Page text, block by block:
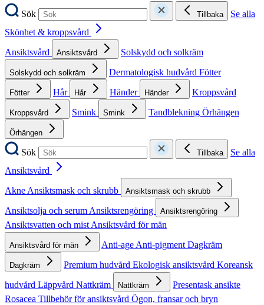
Sök
Tillbaka
Se alla
Skönhet & kroppsvård
Ansiktsvård
Ansiktsvård Solskydd och solkräm
Solskydd och solkräm Dermatologisk hudvård Fötter
Fötter Hår Hår Händer Händer Kroppsvård
Kroppsvård Smink Smink Tandblekning Örhängen
Örhängen
Sök Tillbaka
Se alla
Ansiktsvård
AkneAnsiktsmask och skrubb Ansiktsmask och skrubb
Ansiktsolja och serumAnsiktsrengöring Ansiktsrengöring
Ansiktsvatten och mistAnsiktsvård för män
Ansiktsvård för män Anti-ageAnti-pigmentDagkräm
Dagkräm Premium hudvård Ekologisk ansiktsvård Koreansk
hudvård Läppvård Nattkräm Nattkräm
Presentask ansikte
Rosacea Tillbehör för ansiktsvård Ögon, fransar och bryn